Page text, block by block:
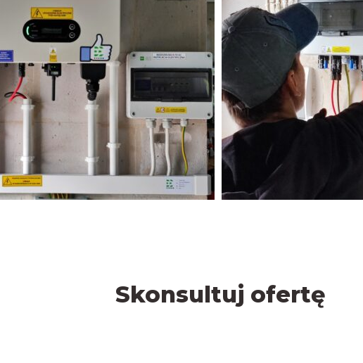
Skonsultuj ofertę